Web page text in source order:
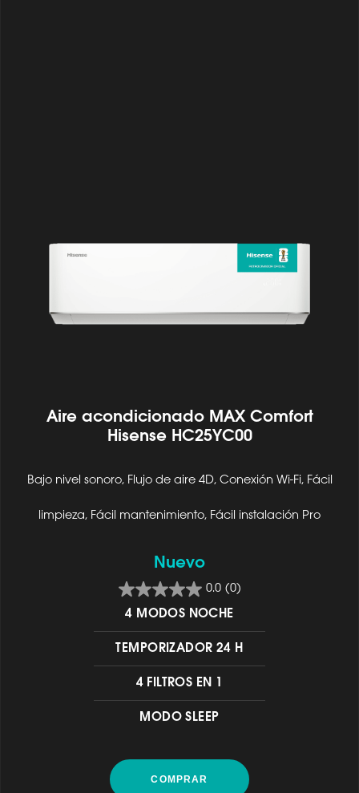
Aire acondicionado MAX Comfort
Hisense HC25YC00
Bajo nivel sonoro, Flujo de aire 4D, Conexión Wi-Fi, Fácil
limpieza, Fácil mantenimiento, Fácil instalación Pro
Nuevo
0.0 (0)
4 MODOS NOCHE
TEMPORIZADOR 24 H
4 FILTROS EN 1
MODO SLEEP
COMPRAR